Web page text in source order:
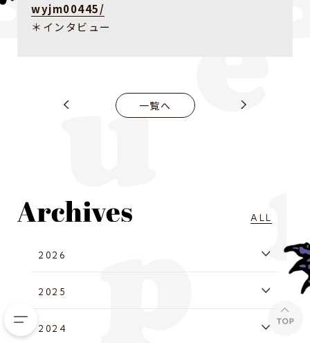
wyjm00445/
＊インタビュー
一覧へ
ALL
2026
2025
2024